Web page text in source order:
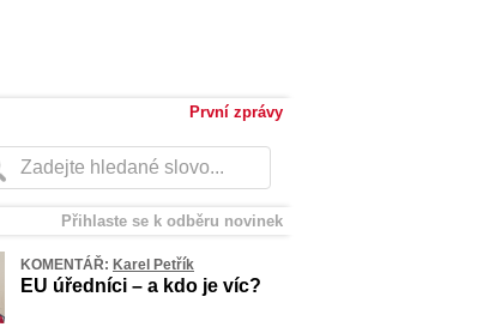
První zprávy
Přihlaste se k odběru novinek
KOMENTÁŘ: Karel Petřík
EU úředníci – a kdo je víc?